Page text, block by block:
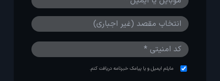
مایلم ایمیل و یا پیامک خبرنامه دریافت کنم.